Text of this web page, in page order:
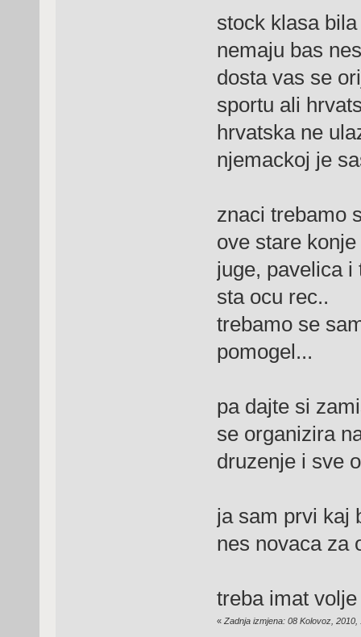
stock klasa
nemaju bas
dosta vas se
sportu ali
hrvatska ne
njemackoj je
znaci trebamo
ove stare
juge, pavelica i
sta ocu rec..
trebamo se
pomogel...
pa dajte si
se organizira
druzenje i sve
ja sam prvi kaj
nes novaca za
treba imat
« Zadnja izmjena: 08 Kolovoz,